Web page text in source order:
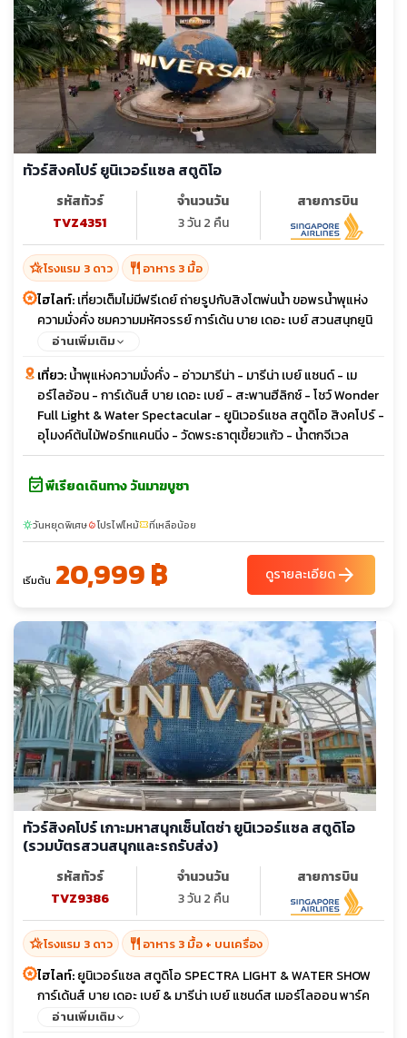
ทัวร์สิงคโปร์ ยูนิเวอร์แซล สตูดิโอ
รหัสทัวร์
TVZ4351
จำนวนวัน
3 วัน 2 คืน
สายการบิน
hotel_classโรงแรม 3 ดาว restaurant อาหาร 3 มื้อ
ไฮไลท์:เที่ยวเต็มไม่มีฟรีเดย์ ถ่ายรูปกับสิงโตพ่นน้ำ ขอพรน้ำพุแห่ง
ความมั่งคั่ง ชมความมหัศจรรย์ การ์เด้น บาย เดอะ เบย์ สวนสนุกยูนิ
เวอร์แซล สตูดิโอ
อ่านเพิ่มเติม
เที่ยว:น้ำพุแห่งความมั่งคั่ง - อ่าวมารีน่า - มารีน่า เบย์ แซนด์ - เม
อร์ไลอ้อน - การ์เด้นส์ บาย เดอะ เบย์ - สะพานฮีลิกซ์ - โชว์ Wonder
Full Light & Water Spectacular - ยูนิเวอร์แซล สตูดิโอ สิงคโปร์ -
อุโมงค์ต้นไม้ฟอร์ทแคนนิ่ง - วัดพระธาตุเขี้ยวแก้ว - น้ำตกจีเวล
event_availableพีเรียดเดินทาง วันมาฆบูชา
sunnyวันหยุดพิเศษlocal_fire_departmentโปรไฟไหม้confirmation_numberที่เหลือน้อย
เริ่มต้น 20,999 ฿ ดูรายละเอียดarrow_forward
ทัวร์สิงคโปร์ เกาะมหาสนุกเซ็นโตซ่า ยูนิเวอร์แซล สตูดิโอ
(รวมบัตรสวนสนุกและรถรับส่ง)
รหัสทัวร์
TVZ9386
จำนวนวัน
3 วัน 2 คืน
สายการบิน
hotel_classโรงแรม 3 ดาว restaurant อาหาร 3 มื้อ + บนเครื่อง
ไฮไลท์:ยูนิเวอร์แซล สตูดิโอ SPECTRA LIGHT & WATER SHOW
การ์เด้นส์ บาย เดอะ เบย์ & มารีน่า เบย์ แซนด์ส เมอร์ไลออน พาร์ค
น้ำพุจีเวล น้ำพุแห่งความมั่งคั่ง
อ่านเพิ่มเติม